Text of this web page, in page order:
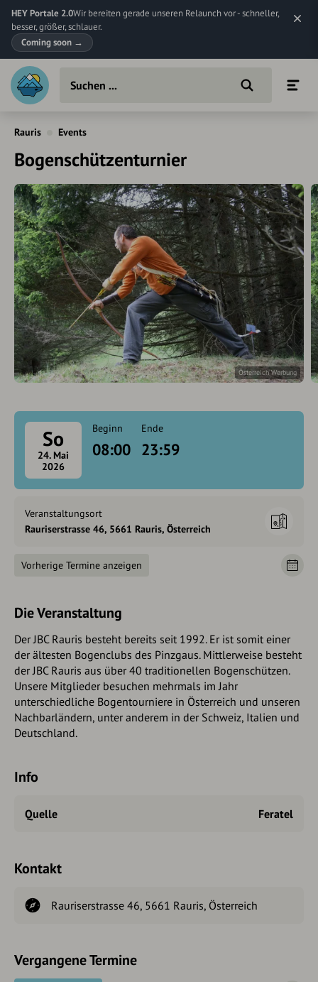
HEY Portale 2.0Wir bereiten gerade unseren Relaunch vor - schneller,
besser, größer, schlauer.
Coming soon →
Rauris Events
Bogenschützenturnier
Österreich Werbung
So
24. Mai
2026
Beginn
08:00
Ende
23:59
Veranstaltungsort
Rauriserstrasse 46, 5661 Rauris, Österreich
Vorherige Termine anzeigen
Die Veranstaltung
Der JBC Rauri​s besteht bereits seit 1992. Er ist somit einer
der ältesten Bogenclubs des Pinzgaus. Mittlerweise besteht
der JBC Rauris aus über 40 traditionellen Bogenschützen.
Unsere Mitglieder besuchen mehrmals im Jahr
unterschiedliche Bogentourniere in Österreich und unseren
Nachbarländern, unter anderem in der Schweiz, Italien und
Deutschland.
Info
Quelle Feratel
Kontakt
Rauriserstrasse 46, 5661 Rauris, Österreich
Vergangene Termine